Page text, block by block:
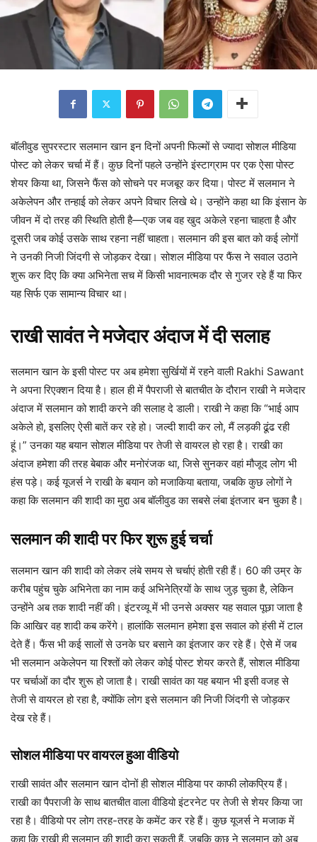
बॉलीवुड सुपरस्टार सलमान खान इन दिनों अपनी फिल्मों से ज्यादा सोशल मीडिया
पोस्ट को लेकर चर्चा में हैं। कुछ दिनों पहले उन्होंने इंस्टाग्राम पर एक ऐसा पोस्ट
शेयर किया था, जिसने फैंस को सोचने पर मजबूर कर दिया। पोस्ट में सलमान ने
अकेलेपन और तन्हाई को लेकर अपने विचार लिखे थे। उन्होंने कहा था कि इंसान के
जीवन में दो तरह की स्थिति होती है—एक जब वह खुद अकेले रहना चाहता है और
दूसरी जब कोई उसके साथ रहना नहीं चाहता। सलमान की इस बात को कई लोगों
ने उनकी निजी जिंदगी से जोड़कर देखा। सोशल मीडिया पर फैंस ने सवाल उठाने
शुरू कर दिए कि क्या अभिनेता सच में किसी भावनात्मक दौर से गुजर रहे हैं या फिर
यह सिर्फ एक सामान्य विचार था।
राखी सावंत ने मजेदार अंदाज में दी सलाह
सलमान खान के इसी पोस्ट पर अब हमेशा सुर्खियों में रहने वाली Rakhi Sawant
ने अपना रिएक्शन दिया है। हाल ही में पैपराजी से बातचीत के दौरान राखी ने मजेदार
अंदाज में सलमान को शादी करने की सलाह दे डाली। राखी ने कहा कि “भाई आप
अकेले हो, इसलिए ऐसी बातें कर रहे हो। जल्दी शादी कर लो, मैं लड़की ढूंढ रही
हूं।” उनका यह बयान सोशल मीडिया पर तेजी से वायरल हो रहा है। राखी का
अंदाज हमेशा की तरह बेबाक और मनोरंजक था, जिसे सुनकर वहां मौजूद लोग भी
हंस पड़े। कई यूजर्स ने राखी के बयान को मजाकिया बताया, जबकि कुछ लोगों ने
कहा कि सलमान की शादी का मुद्दा अब बॉलीवुड का सबसे लंबा इंतजार बन चुका है।
सलमान की शादी पर फिर शुरू हुई चर्चा
सलमान खान की शादी को लेकर लंबे समय से चर्चाएं होती रही हैं। 60 की उम्र के
करीब पहुंच चुके अभिनेता का नाम कई अभिनेत्रियों के साथ जुड़ चुका है, लेकिन
उन्होंने अब तक शादी नहीं की। इंटरव्यू में भी उनसे अक्सर यह सवाल पूछा जाता है
कि आखिर वह शादी कब करेंगे। हालांकि सलमान हमेशा इस सवाल को हंसी में टाल
देते हैं। फैंस भी कई सालों से उनके घर बसाने का इंतजार कर रहे हैं। ऐसे में जब
भी सलमान अकेलेपन या रिश्तों को लेकर कोई पोस्ट शेयर करते हैं, सोशल मीडिया
पर चर्चाओं का दौर शुरू हो जाता है। राखी सावंत का यह बयान भी इसी वजह से
तेजी से वायरल हो रहा है, क्योंकि लोग इसे सलमान की निजी जिंदगी से जोड़कर
देख रहे हैं।
सोशल मीडिया पर वायरल हुआ वीडियो
राखी सावंत और सलमान खान दोनों ही सोशल मीडिया पर काफी लोकप्रिय हैं।
राखी का पैपराजी के साथ बातचीत वाला वीडियो इंटरनेट पर तेजी से शेयर किया जा
रहा है। वीडियो पर लोग तरह-तरह के कमेंट कर रहे हैं। कुछ यूजर्स ने मजाक में
कहा कि राखी ही सलमान की शादी करा सकती हैं, जबकि कुछ ने सलमान को अब